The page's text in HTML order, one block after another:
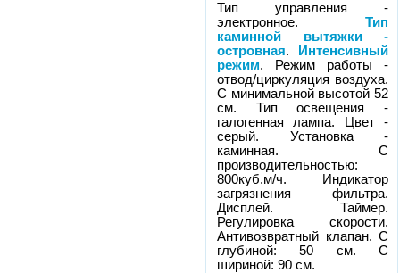
Тип управления -
электронное.Тип
каминной вытяжки -
островная.
Интенсивный
режим. Режим работы -
отвод/циркуляция воздуха.
С минимальной высотой 52
см. Тип освещения -
галогенная лампа. Цвет -
серый. Установка -
каминная. С
производительностью:
800куб.м/ч. Индикатор
загрязнения фильтра.
Дисплей. Таймер.
Регулировка скорости.
Антивозвратный клапан. С
глубиной: 50 см. С
шириной: 90 см.